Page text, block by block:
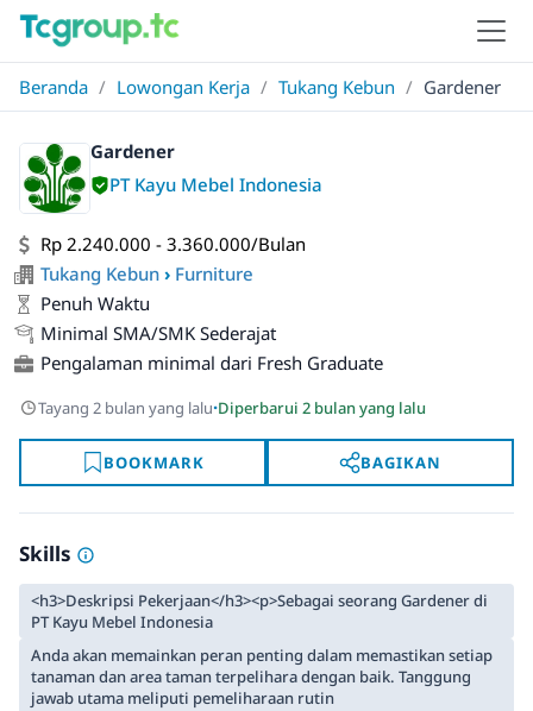
Beranda / Lowongan Kerja / Tukang Kebun / Gardener
Gardener
PT Kayu Mebel Indonesia
Rp 2.240.000 - 3.360.000/Bulan
Tukang Kebun › Furniture
Penuh Waktu
Minimal SMA/SMK Sederajat
Pengalaman minimal dari Fresh Graduate
Tayang 2 bulan yang lalu·Diperbarui 2 bulan yang lalu
BOOKMARK BAGIKAN
Skills
<h3>Deskripsi Pekerjaan</h3><p>Sebagai seorang Gardener di
PT Kayu Mebel Indonesia
Anda akan memainkan peran penting dalam memastikan setiap
tanaman dan area taman terpelihara dengan baik. Tanggung
jawab utama meliputi pemeliharaan rutin